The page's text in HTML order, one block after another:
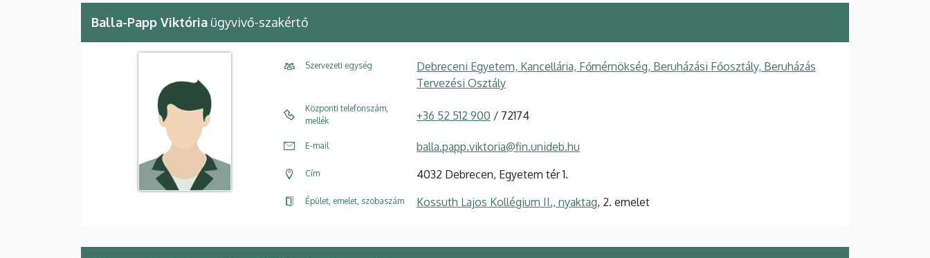
Balla-Papp Viktória ügyvivő-szakértő
Szervezeti egység
Debreceni Egyetem, Kancellária, Főmérnökség, Beruházási Főosztály, Beruházás
Tervezési Osztály
Központi telefonszám,
mellék
+36 52 512 900 / 72174
E-mail balla.papp.viktoria@fin.unideb.hu
Cím 4032 Debrecen, Egyetem tér 1.
Épület, emelet, szobaszám Kossuth Lajos Kollégium II., nyaktag, 2. emelet